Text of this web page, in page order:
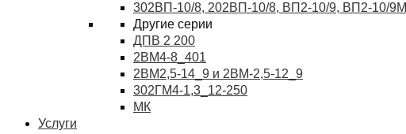
302ВП-10/8, 202ВП-10/8, ВП2-10/9, ВП2-10/9М
Другие серии
ДПВ 2 200
2ВМ4-8_401
2ВМ2,5-14_9 и 2ВМ-2,5-12_9
302ГМ4-1,3_12-250
МК
Услуги